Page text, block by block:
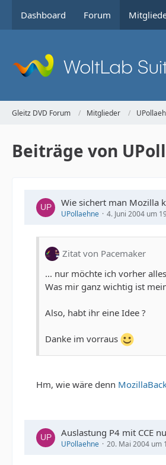
Dashboard Forum
Gleitz DVD Forum Mitglieder
Beiträge von
Wie sichert man Mozilla
UPollaehne 4. Juni 2004 um
Zitat von Pacemaker
... nur möchte ich vorher
Was mir ganz wichtig ist
Also, habt ihr eine Idee ?
Danke im vorraus
Hm, wie wäre denn
Auslastung P4 mit CCE
UPollaehne 20. Mai 2004 um